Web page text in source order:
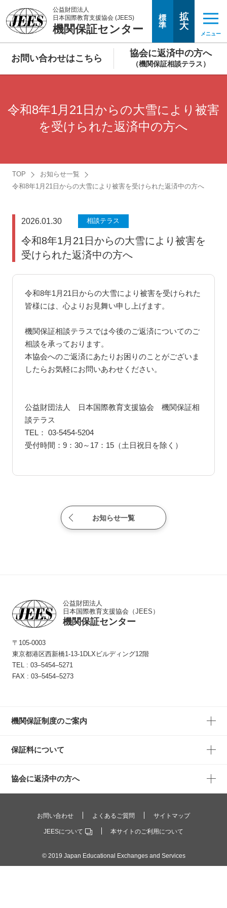
公益財団法人
日本国際教育支援協会 (JEES)
機関保証センター
標
準
拡
大
メニュー
お問い合わせはこちら 協会に返済中の方へ
（機関保証相談テラス）
令和8年1月21日からの大雪により被害
を受けられた返済中の方へ
TOP
お知らせ一覧
令和8年1月21日からの大雪により被害を受けられた返済中の方へ
2026.01.30 相談テラス
令和8年1月21日からの大雪により被害を
受けられた返済中の方へ
令和8年1月21日からの大雪により被害を受けられた
皆様には、心よりお見舞い申し上げます。
機関保証相談テラスでは今後のご返済についてのご
相談を承っております。
本協会へのご返済にあたりお困りのことがございま
したらお気軽にお問いあわせください。
公益財団法人 日本国際教育支援協会 機関保証相
談テラス
TEL： 03-5454-5204
受付時間：9：30～17：15（土日祝日を除く）
お知らせ一覧
公益財団法人
日本国際教育支援協会（JEES）
機関保証センター
〒105-0003
東京都港区西新橋1-13-1 DLXビルディング12階
TEL : 03‒5454‒5271
FAX : 03‒5454‒5273
機関保証制度のご案内
保証料について
協会に返済中の方へ
© 2019 Japan Educational Exchanges and Services
お問い合わせ よくあるご質問 サイトマップ
JEESについて 本サイトのご利用について